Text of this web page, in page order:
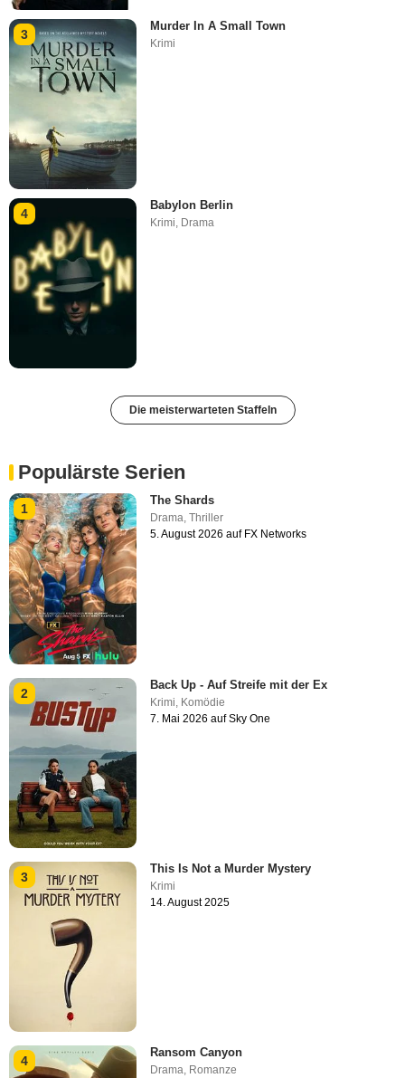
3
Murder In A Small Town
Krimi
4
Babylon Berlin
Krimi, Drama
Die meisterwarteten Staffeln
Populärste Serien
1
The Shards
Drama,Thriller
5. August 2026 auf FX Networks
2
Back Up - Auf Streife mit der Ex
Krimi Komödie
7. Mai 2026 auf Sky One
3
This Is Not a Murder Mystery
Krimi
14. August 2025
4
Ransom Canyon
Drama, Romanze